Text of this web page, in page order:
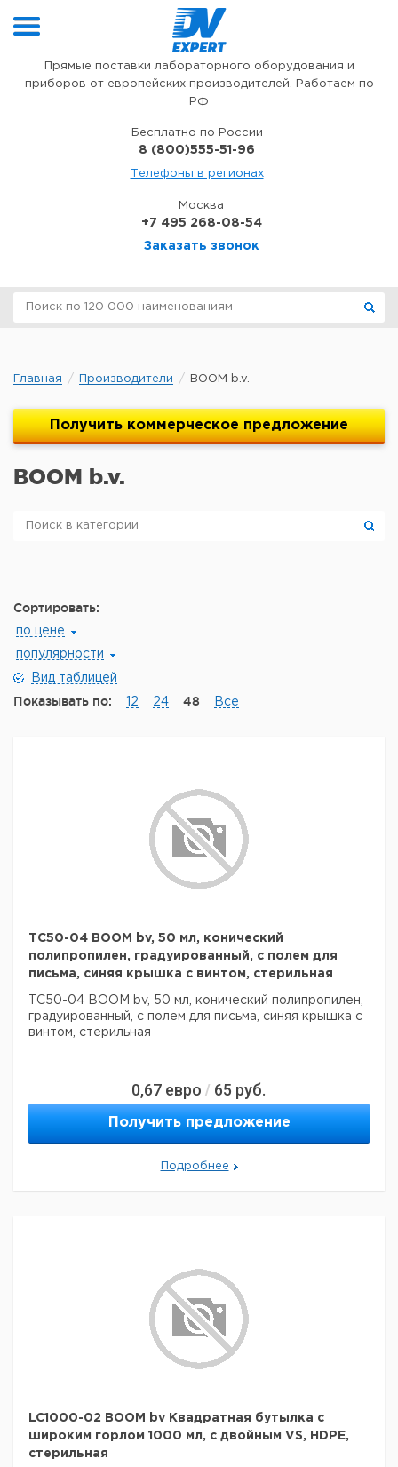
Прямые поставки лабораторного оборудования и
приборов от европейских производителей. Работаем по
РФ
Бесплатно по России
8 (800)555-51-96
Телефоны в регионах
Москва
+7 495 268-08-54
Заказать звонок
Главная Производители BOOM b.v.
Получить коммерческое предложение
BOOM b.v.
Сортировать:
по цене
популярности
Вид таблицей
Показывать по: 12 24 48 Все
TC50-04 BOOM bv, 50 мл, конический
полипропилен, градуированный, с полем для
письма, синяя крышка с винтом, стерильная
TC50-04 BOOM bv, 50 мл, конический полипропилен,
градуированный, с полем для письма, синяя крышка с
винтом, стерильная
0,67 евро / 65 руб.
Получить предложение
Подробнее
LC1000-02 BOOM bv Квадратная бутылка с
широким горлом 1000 мл, с двойным VS, HDPE,
стерильная